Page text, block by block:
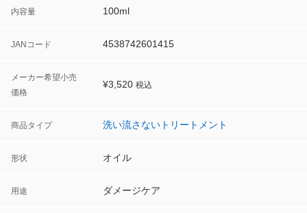
菜種油からつくられた毛髪保護成分「γ-ドコサラクトン」がダメー
キューティクルを閉じることで、うねり・広がりを抑制し、まと
γ-ドコサラクトンは毛髪成分（タンパク質）のアミノ酸基と熱によ
えると効率よく結合します。
ヘアオイルに適した油溶性の毛髪補修成分「オイルケラチン」を
し、内側と外側からダメージをケアします。
内容量 100ml
JANコード 4538742601415
メーカー希望小売
価格
¥3,520 税込
商品タイプ 洗い流さないトリートメント
形状 オイル
用途 ダメージケア